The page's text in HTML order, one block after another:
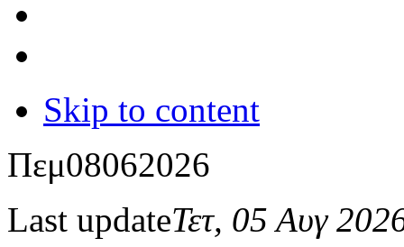
Skip to content
Πεμ08062026
Last updateΤετ, 05 Αυγ